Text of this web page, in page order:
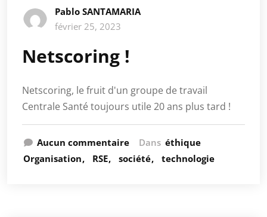
Pablo SANTAMARIA
février 25, 2023
Netscoring !
Netscoring, le fruit d'un groupe de travail
Centrale Santé toujours utile 20 ans plus tard !
Aucun commentaire Dans éthique
Organisation
RSE société technologie